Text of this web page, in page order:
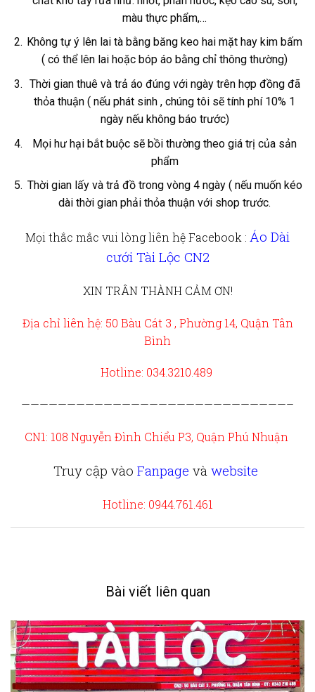
màu thực phẩm,…
Không tự ý lên lai tà bằng băng keo hai mặt hay kim bấm
( có thể lên lai hoặc bóp áo bằng chỉ thông thường)
Thời gian thuê và trả áo đúng với ngày trên hợp đồng đã
thỏa thuận ( nếu phát sinh , chúng tôi sẽ tính phí 10% 1
ngày nếu không báo trước)
Mọi hư hại bắt buộc sẽ bồi thường theo giá trị của sản
phẩm
Thời gian lấy và trả đồ trong vòng 4 ngày ( nếu muốn kéo
dài thời gian phải thỏa thuận với shop trước.
Mọi thắc mắc vui lòng liên hệFacebook : Áo Dài
cưới Tài Lộc CN2
XIN TRÂN THÀNH CẢM ƠN!
Địa chỉ liên hệ: 50 Bàu Cát 3 , Phường 14, Quận Tân
Bình
Hotline: 034.3210.489
—————————————————————————————–
CN1: 108 Nguyễn Đình Chiểu P3, Quận Phú Nhuận
Truy cập vào Fanpage và website
Hotline: 0944.761.461
Bài viết liên quan